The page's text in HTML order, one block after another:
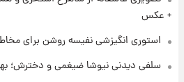
+ عکس
استوری انگیزشی نفیسه روشن برای
سلفی دیدنی نیوشا ضیغمی و دخترش؛